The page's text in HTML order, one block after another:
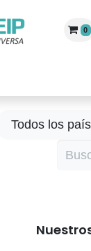
0
Todos los